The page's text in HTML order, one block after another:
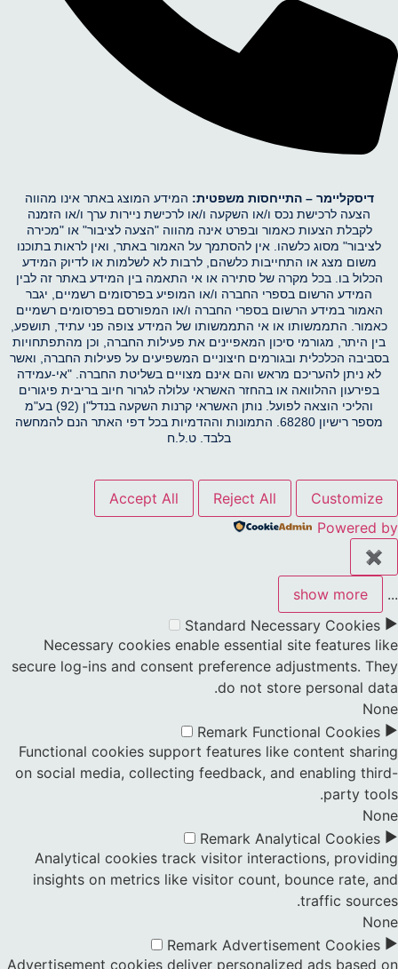
דיסקליימר – התייחסות משפטית: המידע המוצג באתר אינו מהווה
הצעה לרכישת נכס ו/או השקעה ו/או לרכישת ניירות ערך ו/או הזמנה
לקבלת הצעות כאמור ובפרט אינה מהווה "הצעה לציבור" או "מכירה
לציבור" מסוג כלשהו. אין להסתמך על האמור באתר, ואין לראות בתוכנו
משום מצג או התחייבות כלשהם, לרבות לא לשלמות או לדיוק המידע
הכלול בו. בכל מקרה של סתירה או אי התאמה בין המידע באתר זה לבין
המידע הרשום בספרי החברה ו/או המופיע בפרסומים רשמיים, יגבר
האמור במידע הרשום בספרי החברה ו/או המפורסם בפרסומים רשמיים
כאמור. התממשותו או אי התממשותו של המידע צופה פני עתיד, תושפע,
בין היתר, מגורמי סיכון המאפיינים את פעילות החברה, וכן מהתפתחויות
בסביבה הכלכלית ובגורמים חיצוניים המשפיעים על פעילות החברה, ואשר
לא ניתן להעריכם מראש והם אינם מצויים בשליטת החברה. "אי-עמידה
בפירעון ההלוואה או בהחזר האשראי עלולה לגרור חיוב בריבית פיגורים
והליכי הוצאה לפועל. נותן האשראי קרנות השקעה בנדל"ן (92) בע"מ
מספר רישיון 68280. התמונות וההדמיות בכל דפי האתר הנם להמחשה
בלבד. ט.ל.ח
Customize
Reject All
Accept All
Powered by
✖
...
show more
►
Necessary Cookies
Standard
Necessary cookies enable essential site features like
secure log-ins and consent preference adjustments. They
do not store personal data.
None
►
Functional Cookies
Remark
Functional cookies support features like content sharing
on social media, collecting feedback, and enabling third-
party tools.
None
►
Analytical Cookies
Remark
Analytical cookies track visitor interactions, providing
insights on metrics like visitor count, bounce rate, and
traffic sources.
None
►
Advertisement Cookies
Remark
Advertisement cookies deliver personalized ads based on